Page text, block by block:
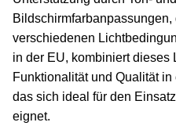
verschiedenen
in der EU, kombiniert dieses
Funktionalität und Qualität
das sich ideal für den
eignet.